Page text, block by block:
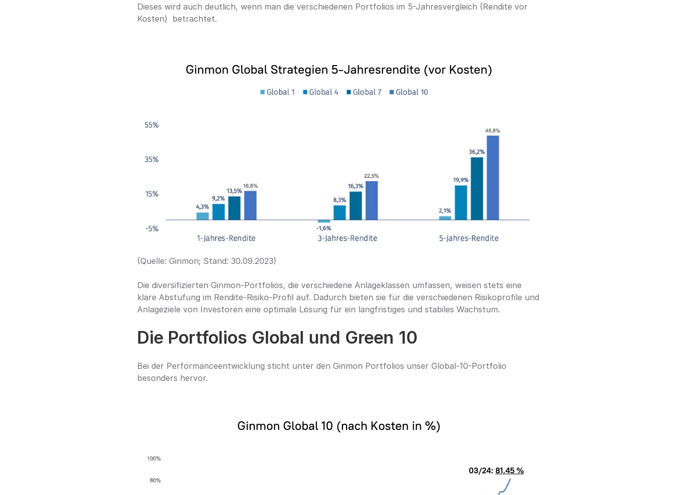
Dieses wird auch deutlich, wenn man die verschiedenen Portfolios im 5-Jahresvergleich (Rendite vor
Kosten)  betrachtet.
(Quelle: Ginmon; Stand: 30.09.2023)
Die diversifizierten Ginmon-Portfolios, die verschiedene Anlageklassen umfassen, weisen stets eine
klare Abstufung im Rendite-Risiko-Profil auf. Dadurch bieten sie für die verschiedenen Risikoprofile und
Anlageziele von Investoren eine optimale Lösung für ein langfristiges und stabiles Wachstum.
Die Portfolios Global und Green 10
Bei der Performanceentwicklung sticht unter den Ginmon Portfolios unser Global-10-Portfolio
besonders hervor.